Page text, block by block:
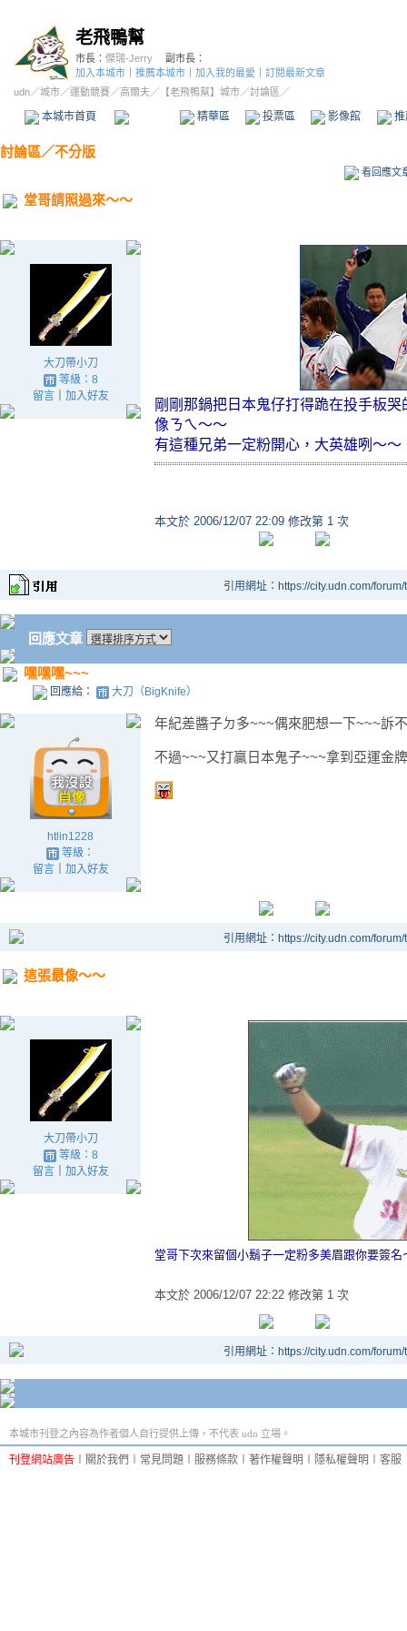
老飛鴨幫
市長： 傑瑞-Jerry
副市長：
加入本城市
推薦本城市 加入我的最愛
訂閱最新文章
udn／城市／運動競賽／高爾夫／ 【老飛鴨幫】城市／討論區／
本城市首頁 精華區 投票區 影像館
討論區／不分版
看回應文
堂哥請照過來～～
大刀帶小刀
等級：8
留言｜ 加入好友
剛剛那鍋把日本鬼仔打得跪在投手板
像ㄋㄟ～～
有這種兄弟一定粉開心，大英雄咧～～
本文於 2006/12/07 22:09 修改第 1 次
引用網址：https://city.udn.com/
回應文章
嘿嘿嘿~~~
回應給： 大刀（BigKnife）
htlin1228
等級：
留言｜ 加入好友
年紀差醬子ㄉ多~~~偶來肥想一下~~~訴
不過~~~又打贏日本鬼子~~~拿到亞運金
引用網址：https://city.udn.com/
這張最像～～
大刀帶小刀
等級：8
留言｜ 加入好友
堂哥下次來留個小鬍子一定粉多美眉跟你要簽名
本文於 2006/12/07 22:22 修改第 1 次
引用網址：https://city.udn.com/
本城市刊登之內容為作者個人自行提供上傳，不代表 udn 立場。
刊登網站廣告 關於我們 常見問題 服務條款 著作權聲明 隱私權聲明 客服